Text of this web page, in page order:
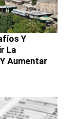
Y
La
Aumentar